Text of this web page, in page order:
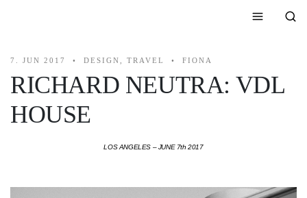
7. JUN 2017 DESIGN, TRAVEL FIONA
RICHARD NEUTRA: VDL
HOUSE
LOS ANGELES – JUNE 7th 2017